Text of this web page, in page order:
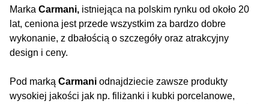
Marka Carmani, istniejąca na polskim rynku od około 20
lat, ceniona jest przede wszystkim za bardzo dobre
wykonanie, z dbałością o szczegóły oraz atrakcyjny
design i ceny.
Pod marką Carmani odnajdziecie zawsze produkty
wysokiej jakości jak np. filiżanki i kubki porcelanowe,